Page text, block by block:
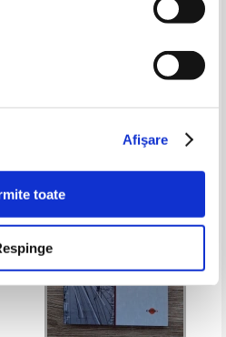
Afişare
toate
Lei